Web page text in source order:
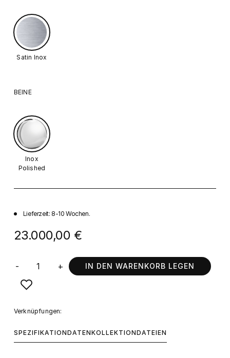
Satin Inox
BEINE
Inox
Polished
Lieferzeit: 8-10 Wochen.
23.000,00 €
- + IN DEN WARENKORB LEGEN
Verknüpfungen:
SPEZIFIKATIONDATENKOLLEKTIONDATEIEN